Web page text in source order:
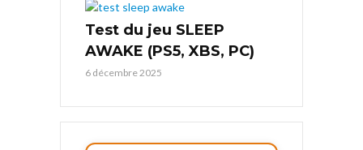
Test du jeu SLEEP
AWAKE (PS5, XBS, PC)
6 décembre 2025